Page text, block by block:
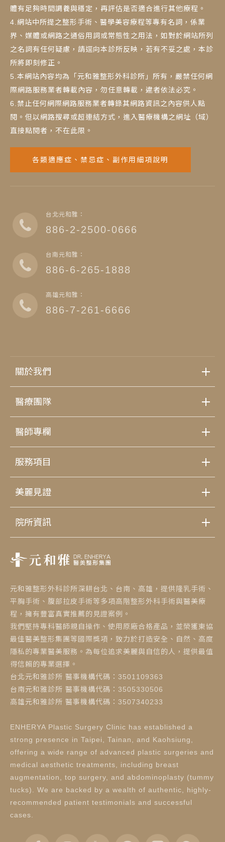
體有足夠時間調養與穩定，再評估是否適合進行其他療程。
4.網站中所提之整形手術、醫學美容療程等專有名詞，係業
界、媒體或網路之通俗用詞或常態性之用法，如對於網站所列
之名詞有任何疑慮，請逕向本診所反映，若有不妥之處，本診
所將即刻修正。
5.本網站內容均為「元和雅整形外科診所」所有，嚴禁任何網
際網路服務業者轉載內容，勿任意轉載，違者依法必究。
6.禁止任何網際網路服務業者轉錄其網路資訊之內容供人點
閱。但以網路搜尋或超連結方式，進入醫療機構之網址（域）
直接點閱者，不在此限。
各類適應症、禁忌症、副作用細項說明
台北元和雅：
886-2-2500-0666
台南元和雅：
886-6-265-1888
高雄元和雅：
886-7-261-6666
關於我們
醫療團隊
醫師專欄
服務項目
美麗見證
院所資訊
元和雅整形外科診所深耕台北、台南、高雄，提供隆乳手術、
平胸手術、腹部拉皮手術等多項高階整形外科手術與醫美療
程，擁有豐富真實推薦的見證案例。
我們堅持專科醫師親自操作、使用原廠合格產品，並榮獲東協
最佳醫美整形集團等國際獎項，致力於打造安全、自然、高度
隱私的專業醫美服務。為每位追求美麗與自信的人，提供最值
得信賴的專業選擇。
台北元和雅診所 醫事機構代碼：3501109363
台南元和雅診所 醫事機構代碼：3505330506
高雄元和雅診所 醫事機構代碼：3507340233
ENHERYA Plastic Surgery Clinic has established a
strong presence in Taipei, Tainan, and Kaohsiung,
offering a wide range of advanced plastic surgeries and
medical aesthetic treatments, including breast
augmentation, top surgery, and abdominoplasty (tummy
tucks). We are backed by a wealth of authentic, highly-
recommended patient testimonials and successful
cases.